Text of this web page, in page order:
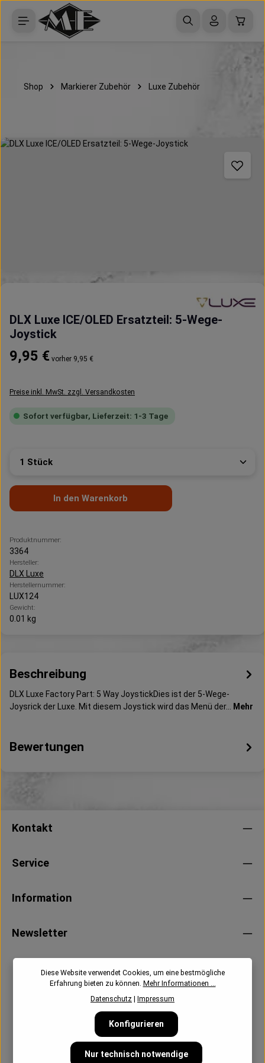
Zum Hauptinhalt springen
Shop Markierer Zubehör Luxe Zubehör
Bildergalerie überspringen
DLX Luxe ICE/OLED Ersatzteil: 5-Wege-
Joystick
Regulärer Preis:
9,95 € vorher 9,95 €
Preise inkl. MwSt. zzgl. Versandkosten
Sofort verfügbar, Lieferzeit: 1-3 Tage
Produkt Anzahl: Gib den gewünschten Wert ein
In den Warenkorb
Produktnummer:
3364
Hersteller:
DLX Luxe
Herstellernummer:
LUX124
Gewicht:
0.01 kg
Beschreibung
DLX Luxe Factory Part: 5 Way JoystickDies ist der 5-Wege-
Joysrick der Luxe. Mit diesem Joystick wird das Menü der…
Mehr
Bewertungen
Kontakt
Service
Information
Newsletter
Diese Website verwendet Cookies, um eine bestmögliche
Erfahrung bieten zu können. Mehr Informationen ...
Datenschutz | Impressum
Nur technisch notwendige
Konfigurieren